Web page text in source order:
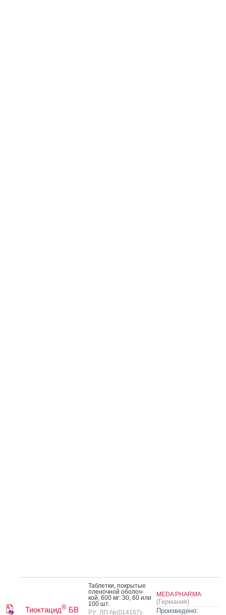
Тиоктацид® БВ
Таб­летки, пок­ры­тые
пле­ноч­ной обо­лоч­
кой, 600 мг: 30, 60 или
100 шт.
РУ: ЛП-№(014167)-
MEDA PHARMA
(Германия)
Произведено: